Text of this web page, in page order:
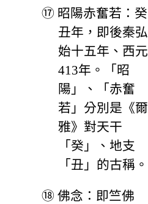
⑰ 昭陽赤奮若：癸
丑年，即後秦弘
始十五年、西元
413年。「昭
陽」、「赤奮
若」分別是《爾
雅》對天干
「癸」、地支
「丑」的古稱。
⑱ 佛念：即竺佛